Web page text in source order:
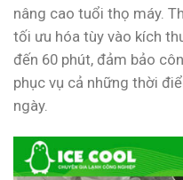
nâng cao tuổi thọ máy.
tối ưu hóa tùy vào kích
đến 60 phút, đảm bảo
phục vụ cả những thời
ngày.